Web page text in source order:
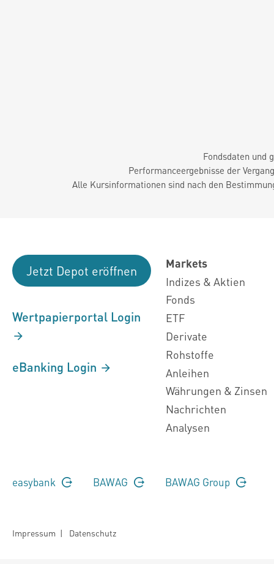
Fondsdaten und
Performanceergebnisse der
Alle Kursinformationen sind nach den
Jetzt Depot eröffnen
Wertpapierportal Login
eBanking Login
Markets
Indizes & Aktien
Fonds
ETF
Derivate
Rohstoffe
Anleihen
Währungen & Zinsen
Nachrichten
Analysen
easybank BAWAG BAWAG Group
Impressum | Datenschutz